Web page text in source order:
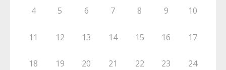
4 5 6 7 8 9 10
11 12 13 14 15 16 17
18 19 20 21 22 23 24